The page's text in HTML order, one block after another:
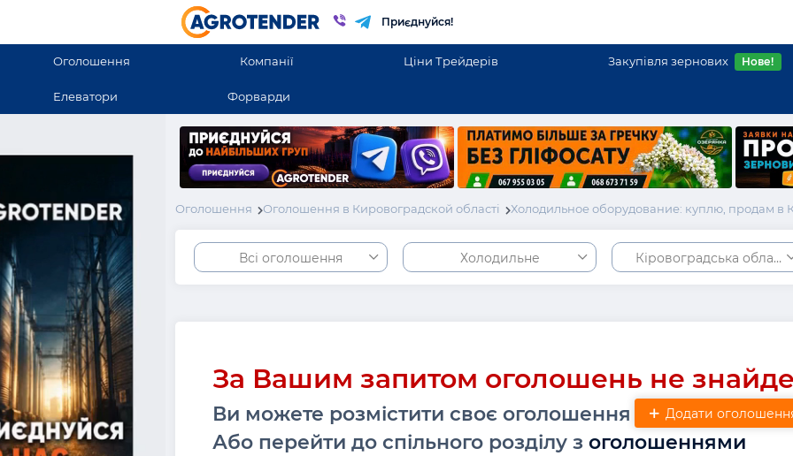
Приєднуйся!
Оголошення Компанії Ціни Трейдерів Закупівля зернових Нове!
Елеватори Форварди
Оголошення Оголошення в Кировоградской області Холодильное оборудование: куплю, продам в
Всі оголошення Холодильне Кіровоградська область
За Вашим запитом оголошень не
Ви можете розмістити своє оголошення Додати
Або перейти до спільного розділу з оголошеннями